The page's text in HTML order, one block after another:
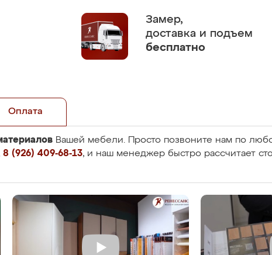
Замер,
доставка и подъем
бесплатно
Оплата
Вашей мебели. Просто позвоните нам по
8 (926) 409-68-13, и наш менеджер быстро рассчитает